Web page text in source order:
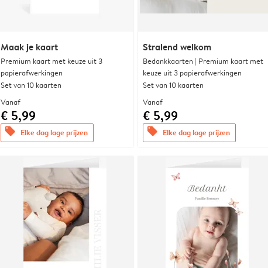
Maak je kaart
Premium kaart met keuze uit 3
papierafwerkingen
Set van 10 kaarten
Vanaf
€ 5,99
offers Elke dag lage prijzen
Stralend welkom
Bedankkaarten | Premium kaart met
keuze uit 3 papierafwerkingen
Set van 10 kaarten
Vanaf
€ 5,99
offers Elke dag lage prijzen